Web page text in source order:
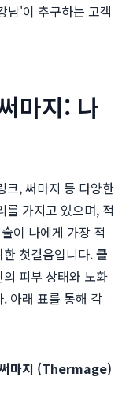
남'이 추구하는 고객
마지: 나
크, 써마지 등 다양한
를 가지고 있으며, 적
이 나에게 가장 적
첫걸음입니다.클
피부 상태와 노화
아래 표를 통해 각
마지 (Thermage)